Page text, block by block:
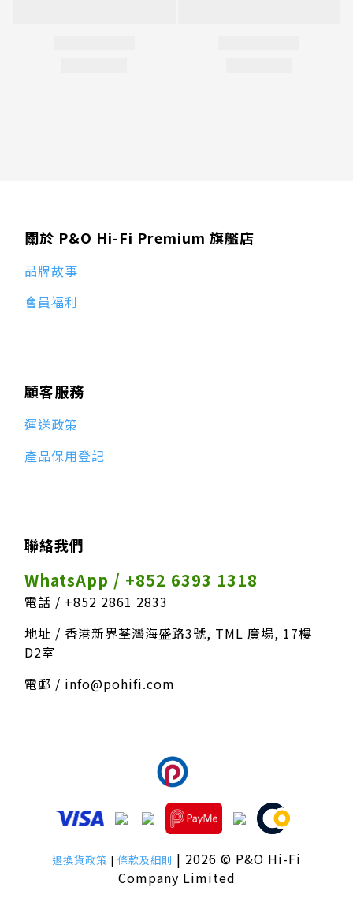
關於 P&O Hi-Fi Premium 旗艦店
品牌故事
會員福利
顧客服務
運送政策
產品保用登記
聯絡我們
WhatsApp / +852 6393 1318
電話 / +852 2861 2833
地址 / 香港新界荃灣海盛路3號, TML 廣場, 17樓
D2室
電郵 / info@pohifi.com
退換貨政策 | 條款及細則 | 2026 © P&O Hi-Fi
Company Limited